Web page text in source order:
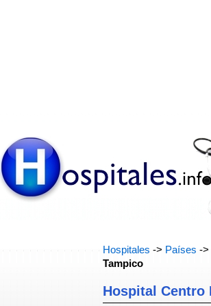
Hospitales -> Países ->
Tampico
Hospital Centro